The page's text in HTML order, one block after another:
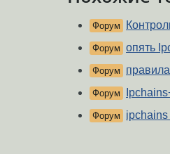
Форум
Форум опять
Форум
Форум
Форум ipchains